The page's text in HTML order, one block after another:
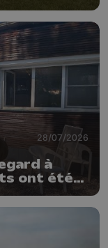
28/07/2026
à
ont été